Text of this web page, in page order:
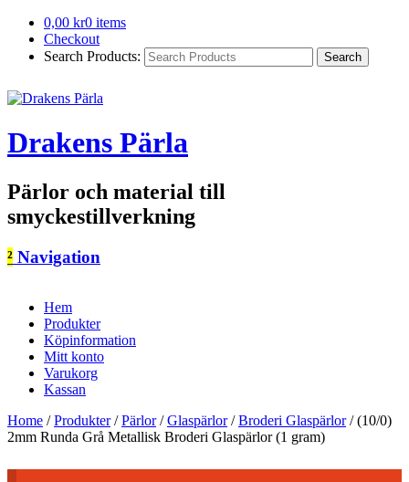
0,00 kr0 items
Checkout
Search Products:
Drakens Pärla
Pärlor och material till
smyckestillverkning
² Navigation
Hem
Produkter
Köpinformation
Mitt konto
Varukorg
Kassan
Home / Produkter / Pärlor / Glaspärlor / Broderi Glaspärlor / (10/0)
2mm Runda Grå Metallisk Broderi Glaspärlor (1 gram)